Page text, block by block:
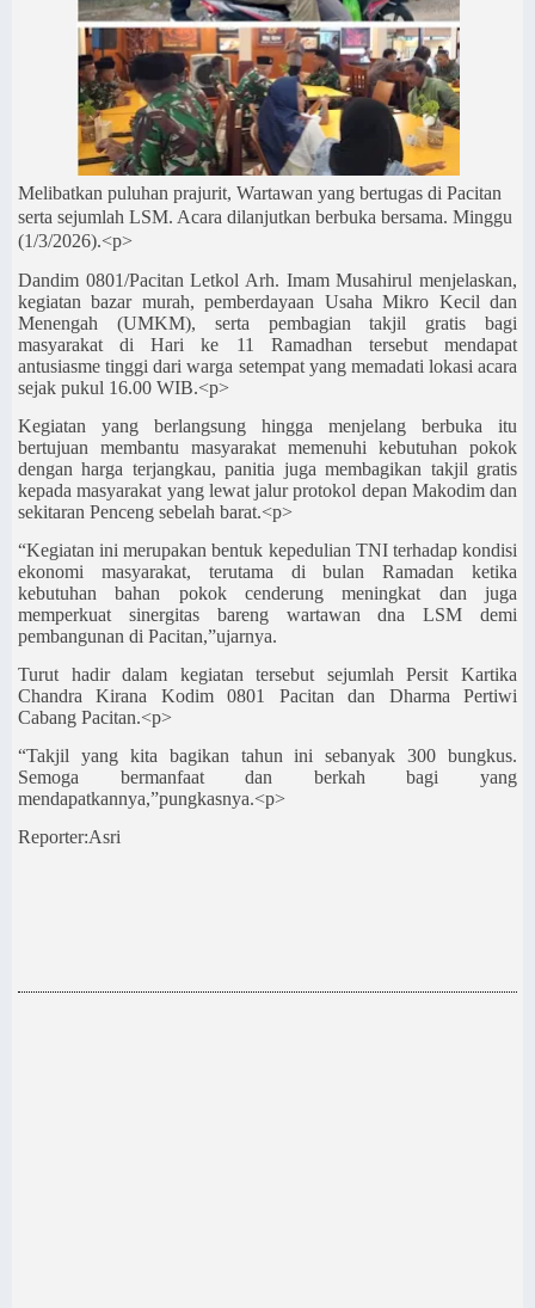
Melibatkan puluhan prajurit, Wartawan yang bertugas di Pacitan
serta sejumlah LSM. Acara dilanjutkan berbuka bersama. Minggu
(1/3/2026).<p>
Dandim 0801/Pacitan Letkol Arh. Imam Musahirul menjelaskan,
kegiatan bazar murah, pemberdayaan Usaha Mikro Kecil dan
Menengah (UMKM), serta pembagian takjil gratis bagi
masyarakat di Hari ke 11 Ramadhan tersebut mendapat
antusiasme tinggi dari warga setempat yang memadati lokasi acara
sejak pukul 16.00 WIB.<p>
Kegiatan yang berlangsung hingga menjelang berbuka itu
bertujuan membantu masyarakat memenuhi kebutuhan pokok
dengan harga terjangkau, panitia juga membagikan takjil gratis
kepada masyarakat yang lewat jalur protokol depan Makodim dan
sekitaran Penceng sebelah barat.<p>
“Kegiatan ini merupakan bentuk kepedulian TNI terhadap kondisi
ekonomi masyarakat, terutama di bulan Ramadan ketika
kebutuhan bahan pokok cenderung meningkat dan juga
memperkuat sinergitas bareng wartawan dna LSM demi
pembangunan di Pacitan,”ujarnya.
Turut hadir dalam kegiatan tersebut sejumlahPersit Kartika
Chandra Kirana Kodim 0801 Pacitan dan Dharma Pertiwi
Cabang Pacitan.<p>
“Takjil yang kita bagikan tahun ini sebanyak 300 bungkus.
Semoga bermanfaat dan berkah bagi yang
mendapatkannya,”pungkasnya.<p>
Reporter:Asri